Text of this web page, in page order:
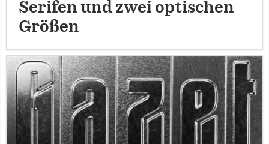
Serifen und zwei optischen
Größen